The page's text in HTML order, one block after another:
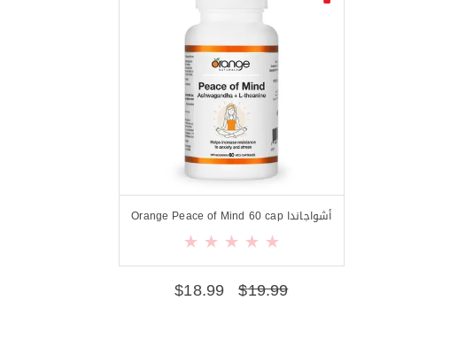
أشواجاندا Orange Peace of Mind 60 cap
$19.99
$18.99